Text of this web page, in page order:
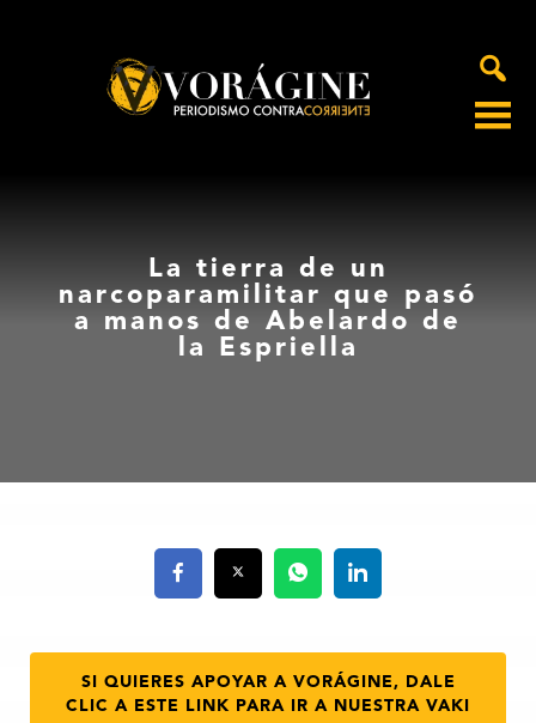
La tierra de un
narcoparamilitar que pasó
a manos de Abelardo de
la Espriella
SI QUIERES APOYAR A VORÁGINE, DALE
CLIC A ESTE LINK PARA IR A NUESTRA VAKI